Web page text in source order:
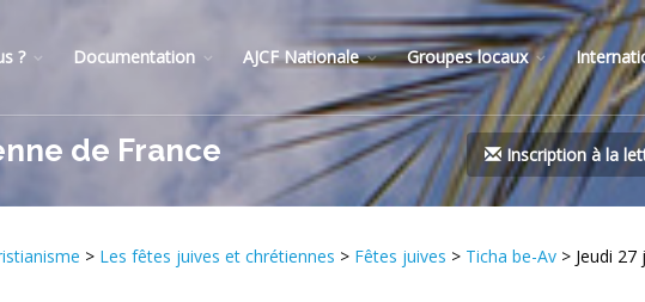
? Documentation AJCF Nationale Groupes locaux
de France Inscription à la
> Les fêtes juives et chrétiennes > Fêtes juives > Ticha be-Av > Jeudi